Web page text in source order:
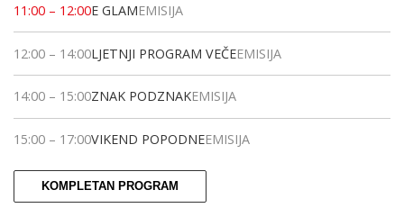
11:00 – 12:00E GLAMEMISIJA
12:00 – 14:00LJETNJI PROGRAM VEČEEMISIJA
14:00 – 15:00ZNAK PODZNAKEMISIJA
15:00 – 17:00VIKEND POPODNEEMISIJA
KOMPLETAN PROGRAM